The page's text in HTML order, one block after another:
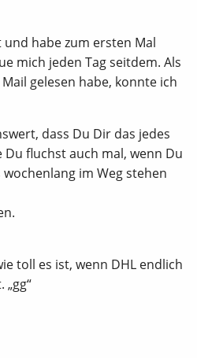
und habe zum ersten Mal
mich jeden Tag seitdem. Als
gelesen habe, konnte ich
dass Du Dir das jedes
fluchst auch mal, wenn Du
im Weg stehen
toll es ist, wenn DHL endlich